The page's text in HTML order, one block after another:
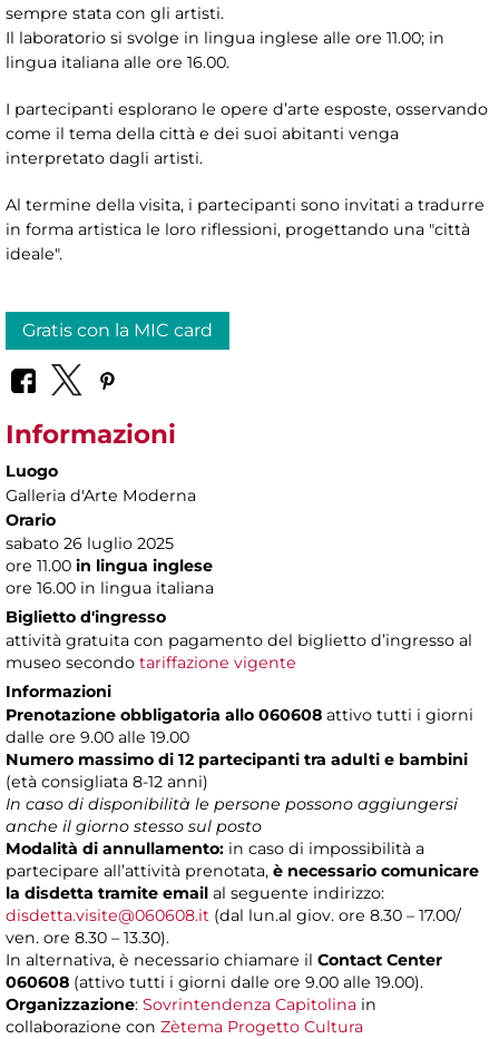
sempre stata con gli artisti.
Il laboratorio si svolge in lingua inglese alle ore 11.00; in
lingua italiana alle ore 16.00.
I partecipanti esplorano le opere d’arte esposte, osservando
come il tema della città e dei suoi abitanti venga
interpretato dagli artisti.
Al termine della visita, i partecipanti sono invitati a tradurre
in forma artistica le loro riflessioni, progettando una "città
ideale".
Gratis con la MIC card
Informazioni
Luogo
Galleria d'Arte Moderna
Orario
sabato 26 luglio 2025
ore 11.00 in lingua inglese
ore 16.00 in lingua italiana
Biglietto d'ingresso
attività gratuita con pagamento del biglietto d’ingresso al
museo secondo tariffazione vigente
Informazioni
Prenotazione obbligatoria allo 060608 attivo tutti i giorni
dalle ore 9.00 alle 19.00
Numero massimo di 12 partecipanti tra adulti e bambini
(età consigliata 8-12 anni)
In caso di disponibilità le persone possono aggiungersi
anche il giorno stesso sul posto
Modalità di annullamento: in caso di impossibilità a
partecipare all’attività prenotata, è necessario comunicare
la disdetta tramite email al seguente indirizzo:
disdetta.visite@060608.it (dal lun.al giov. ore 8.30 – 17.00/
ven. ore 8.30 – 13.30).
In alternativa, è necessario chiamare il Contact Center
060608 (attivo tutti i giorni dalle ore 9.00 alle 19.00).
Organizzazione: Sovrintendenza Capitolina in
collaborazione con Zètema Progetto Cultura